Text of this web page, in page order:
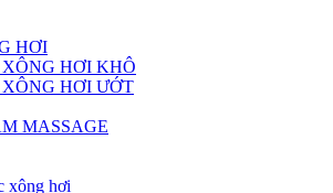
HƠI
HƠI KHÔ
HƠI ƯỚT
MASSAGE
xông hơi